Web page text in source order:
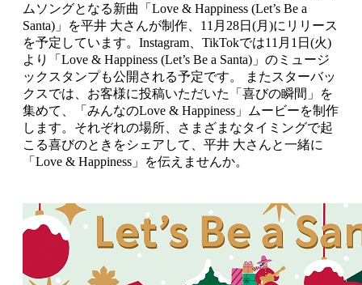
ムソングとなる新曲「Love & Happiness (Let’s Be a
Santa)」を平井 大さんが制作、11月28日(月)にリリース
を予定しています。Instagram、TikTokでは11月1日(火)
より「Love & Happiness (Let’s Be a Santa)」のミュージ
ックスタンプも公開される予定です。 またスターバッ
クスでは、お客様に投稿いただいた「喜びの瞬間」を
集めて、「みんなのLove & Happiness」ムービーを制作
します。それぞれの場所、さまざまなタイミングで起
こる喜びのときをシェアして、平井 大さんと一緒に
「Love & Happiness」を伝えませんか。